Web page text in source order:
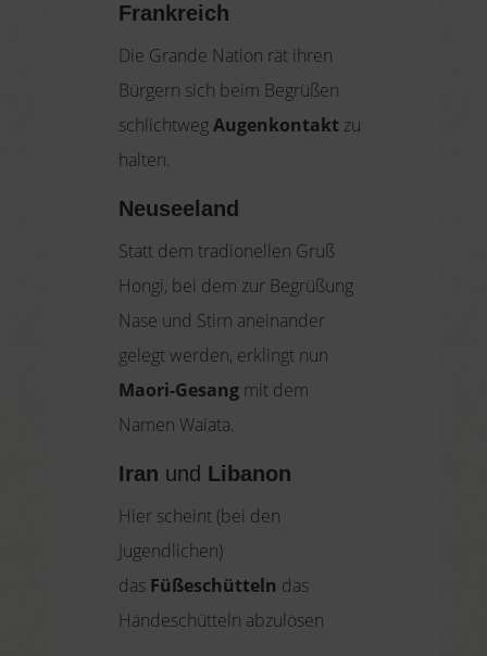
Frankreich
Die Grande Nation rät ihren
Bürgern sich beim Begrüßen
schlichtwegAugenkontakt zu
halten.
Neuseeland
Statt dem tradionellen Gruß
Hongi, bei dem zur Begrüßung
Nase und Stirn aneinander
gelegt werden, erklingt nun
Maori-Gesang mit dem
Namen Waiata.
Iran und Libanon
Hier scheint (bei den
Jugendlichen)
das Füßeschütteln das
Händeschütteln abzulösen